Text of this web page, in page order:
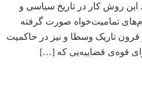
روش کار در تاریخ سیاسی و
تمامیت‌خواه صورت گرفته
تاریک وسطا و نیز در حاکمیت
قوه‌ی قضاییه‌یی که […]